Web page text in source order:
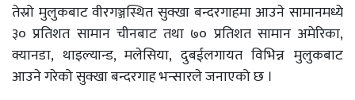
तेस्रो मुलुकबाट वीरगञ्जस्थित सुक्खा बन्दरगाहमा आउने सामानमध्ये
३० प्रतिशत सामान चीनबाट तथा ७० प्रतिशत सामान अमेरिका,
क्यानडा, थाइल्यान्ड, मलेसिया, दुबईलगायत विभिन्न मुलुकबाट
आउने गरेको सुक्खा बन्दरगाह भन्सारले जनाएको छ ।